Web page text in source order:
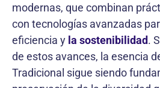
modernas, que combinan
con tecnologías avanzadas
eficiencia y la sostenibilidad.
de estos avances, la esencia
Tradicional sigue siendo